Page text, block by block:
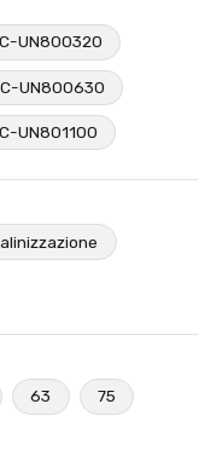
C-UN800320
C-UN800630
C-UN801100
63 75